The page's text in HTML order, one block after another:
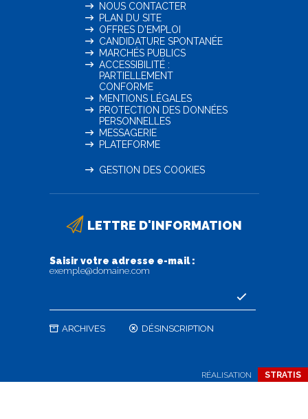
NOUS CONTACTER
PLAN DU SITE
OFFRES D'EMPLOI
CANDIDATURE SPONTANÉE
MARCHÉS PUBLICS
ACCESSIBILITÉ :
PARTIELLEMENT
CONFORME
MENTIONS LÉGALES
PROTECTION DES DONNÉES
PERSONNELLES
MESSAGERIE
PLATEFORME
GESTION DES COOKIES
LETTRE D'INFORMATION
Saisir votre adresse e-mail :
exemple@domaine.com
ARCHIVES DÉSINSCRIPTION
RÉALISATION STRATIS